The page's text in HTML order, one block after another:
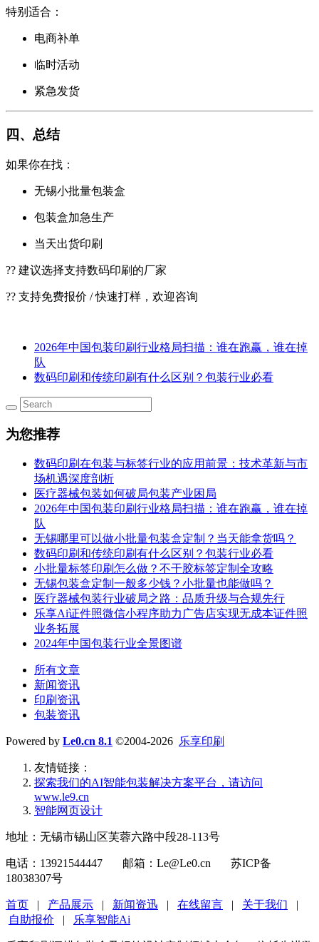
特别适合：
电商补单
临时活动
紧急发货
四、总结
如果你在找：
无锡小批量包装盒
包装盒加急生产
当天出货印刷
?? 建议选择支持数码印刷的厂家
?? 支持免费报价 / 快速打样，欢迎咨询
2026年中国包装印刷行业格局扫描：谁在跑赢，谁在掉
队
数码印刷和传统印刷有什么区别？包装行业必看
为您推荐
数码印刷在包装与标签行业的应用前景：技术革新与市
场机遇深度剖析
医疗器械包装如何破局包装产业困局
2026年中国包装印刷行业格局扫描：谁在跑赢，谁在掉
队
无锡哪里可以做小批量包装盒定制？当天能拿货吗？
数码印刷和传统印刷有什么区别？包装行业必看
小批量标签印刷怎么做？不干胶标签定制全攻略
无锡包装盒定制一般多少钱？小批量也能做吗？
医疗器械包装行业破局之路：品质升级与合规先行
乐享Ai证件照微信小程序助力广告店实现无成本证件照
业务拓展
2024年中国包装行业全景图谱
所有文章
新闻资讯
印刷资讯
包装资讯
Powered by Le0.cn 8.1 ©2004-2026 乐享印刷
友情链接：
探索我们的‌AI智能包装解决方案平台‌，请访问
www.le9.cn
智能网页设计
地址：无锡市锡山区芙蓉六路中段28-113号
电话：13921544447 邮箱：Le@Le0.cn 苏ICP备
18038307号
首页 | 产品展示 | 新闻资迅 | 在线留言 | 关于我们 |
自助报价 | 乐享智能Ai